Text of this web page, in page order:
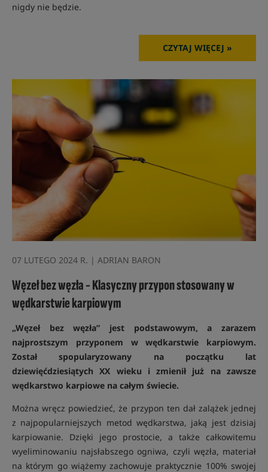
nigdy nie będzie.
CZYTAJ WIĘCEJ »
07 LUTEGO 2024 R. | ADRIAN BARON
Węzeł bez węzła - Klasyczny przypon stosowany w
wędkarstwie karpiowym
„Węzeł bez węzła” jest podstawowym, a zarazem
najprostszym przyponem w wędkarstwie karpiowym.
Został spopularyzowany na początku lat
dziewięćdziesiątych XX wieku i zmienił już na zawsze
wędkarstwo karpiowe na całym świecie.
Można wręcz powiedzieć, że przypon ten dał zalążek jednej
z najpopularniejszych metod wędkarstwa, jaką jest dzisiaj
karpiowanie. Dzięki jego prostocie, a także całkowitemu
wyeliminowaniu najsłabszego ogniwa, czyli węzła, materiał
na którym go wiążemy zachowuje praktycznie 100% swojej